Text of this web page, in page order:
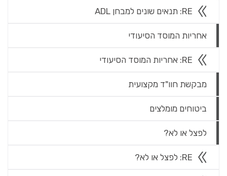
RE: תנאים שונים למבחן ADL
אחריות המוסד הסיעודי
RE: אחריות המוסד הסיעודי
מבקשת חוו"ד מקצועית
ביטוחים מומלצים
לפצל או לא?
RE: לפצל או לא?